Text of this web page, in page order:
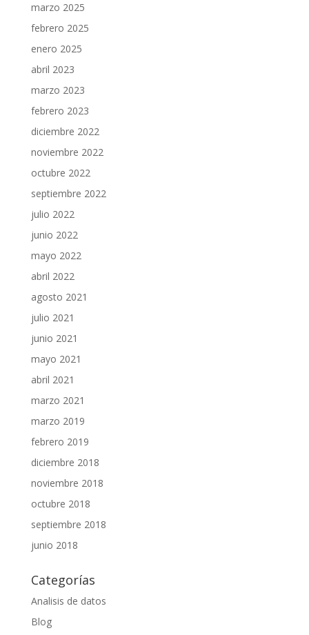
marzo 2025
febrero 2025
enero 2025
abril 2023
marzo 2023
febrero 2023
diciembre 2022
noviembre 2022
octubre 2022
septiembre 2022
julio 2022
junio 2022
mayo 2022
abril 2022
agosto 2021
julio 2021
junio 2021
mayo 2021
abril 2021
marzo 2021
marzo 2019
febrero 2019
diciembre 2018
noviembre 2018
octubre 2018
septiembre 2018
junio 2018
Categorías
Analisis de datos
Blog